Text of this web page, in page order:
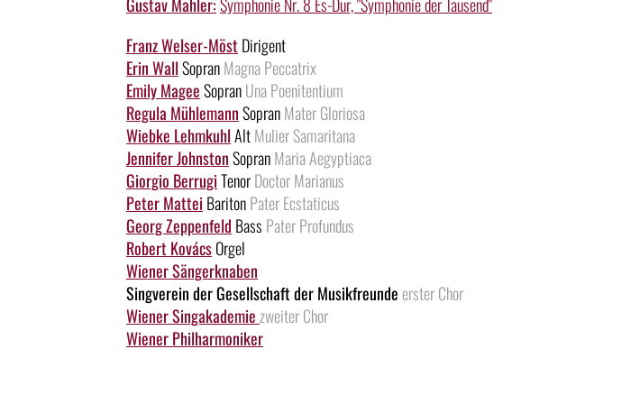
Gustav Mahler:Symphonie Nr. 8 Es-Dur, "Symphonie der Tausend"
Franz Welser-Möst Dirigent
Erin WallSopranMagna Peccatrix
Emily MageeSopranUna Poenitentium
Regula MühlemannSopranMater Gloriosa
Wiebke LehmkuhlAltMulier Samaritana
Jennifer JohnstonSopranMaria Aegyptiaca
Giorgio BerrugiTenorDoctor Marianus
Peter Mattei BaritonPater Ecstaticus
Georg Zeppenfeld Bass Pater Profundus
Robert KovácsOrgel
Wiener Sängerknaben
Singverein der Gesellschaft der Musikfreunde erster Chor
Wiener Singakademiezweiter Chor
Wiener Philharmoniker